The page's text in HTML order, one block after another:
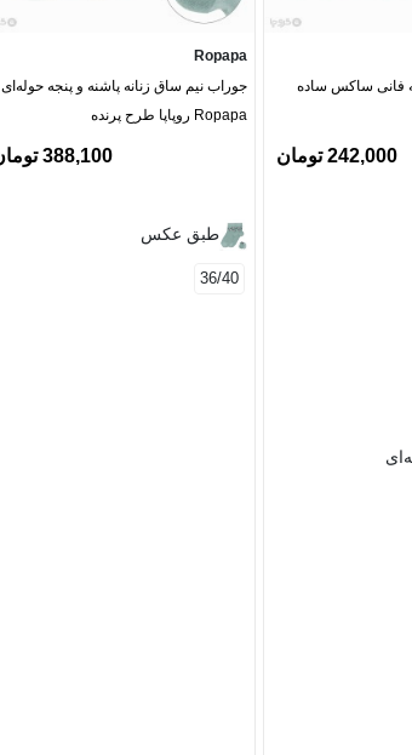
فانی ساکس ساده
242,000 تومان
Ropapa
جوراب نیم ساق زنانه پاشنه و پنجه حوله‌ای
Ropapa روپاپا طرح پرنده
388,100 تومان
طبق عکس
36/40